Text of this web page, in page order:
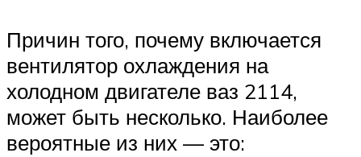
Причин того, почему включается
вентилятор охлаждения на
холодном двигателе ваз 2114,
может быть несколько. Наиболее
вероятные из них — это: